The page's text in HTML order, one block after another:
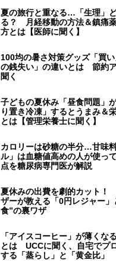
夏の旅行と重なる…「生理」
る？ 月経移動の方法＆鎮痛
方とは【医師に聞く】
100均の暑さ対策グッズ「買
の銭失い」の違いとは 節約
聞く
子どもの夏休み「昼食問題」
り置き冷凍」するとうまみ＆
とは【管理栄養士に聞く】
カロリーは砂糖の半分…甘味
ル」は血糖値高めの人が使
点を糖尿病専門医が解説
夏休みの出費を劇的カット！
ザーが教える「0円レジャー」
食”の裏ワザ
「アイスコーヒー」が薄くな
とは UCCに聞く、自宅でプ
する「蒸らし」と「黄金比」